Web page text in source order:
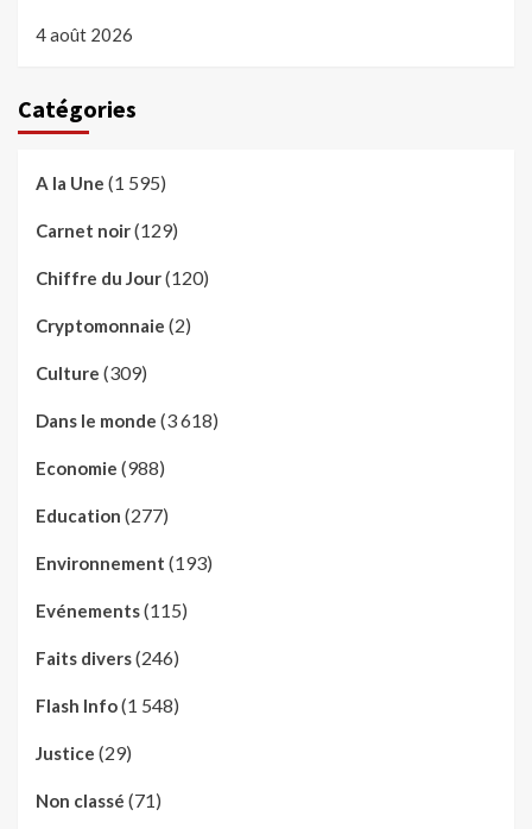
4 août 2026
Catégories
A la Une (1 595)
Carnet noir(129)
Chiffre du Jour(120)
Cryptomonnaie (2)
Culture (309)
Dans le monde (3 618)
Economie (988)
Education (277)
Environnement (193)
Evénements(115)
Faits divers(246)
Flash Info(1 548)
Justice (29)
Non classé (71)